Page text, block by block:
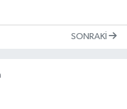
SONRAKI